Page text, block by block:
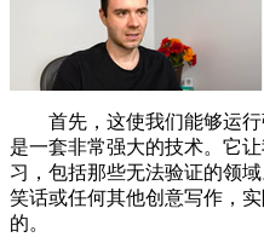
首先，这使我们能够运行
是一套非常强大的技术。它
习，包括那些无法验证的领
笑话或任何其他创意写作，
的。